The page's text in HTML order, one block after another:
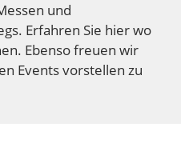
und
Erfahren Sie hier wo
Ebenso freuen wir
Events vorstellen zu